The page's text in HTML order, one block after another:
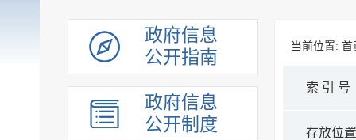
政府信息
公开指南
政府信息
公开制度
当前位置: 首
索 引 号
存放位